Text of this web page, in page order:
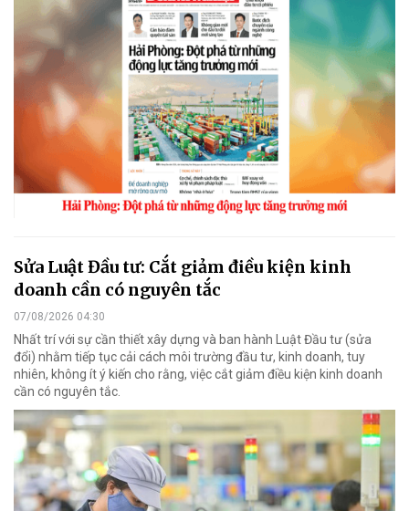
Sửa Luật Đầu tư: Cắt giảm điều kiện kinh
doanh cần có nguyên tắc
07/08/2026 04:30
Nhất trí với sự cần thiết xây dựng và ban hành Luật Đầu tư (sửa
đổi) nhằm tiếp tục cải cách môi trường đầu tư, kinh doanh, tuy
nhiên, không ít ý kiến cho rằng, việc cắt giảm điều kiện kinh doanh
cần có nguyên tắc.